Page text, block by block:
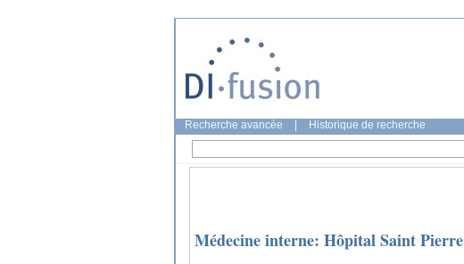
Recherche avancée Historique de recherche
Médecine interne: Hôpital Saint Pierre